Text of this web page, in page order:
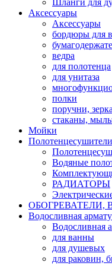
Шланги для
Аксессуары
Аксессуары
бордюры для
ведра
для полотенца
для унитаза
полки
поручни,
стаканы,
Мойки
Водяные
РАДИАТОРЫ
ОБОГРЕВАТЕЛИ,
Водосливная
Водосливная
для ванны
для душевых
для раковин,